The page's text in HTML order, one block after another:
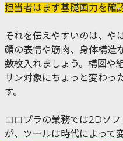
担当者はまず基礎画力を確
それを伝えやすいのは、や
顔の表情や筋肉、身体構造
数枚入れましょう。構図や
サン対象にちょっと変わっ
す。
コロプラの業務では2Dソ
が、ツールは時代によって